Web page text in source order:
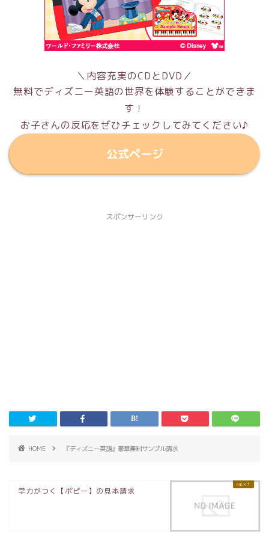
＼内容充実のCDとDVD／
無料でディズニー英語の世界を体験することができま
す！
お子さんの反応をぜひチェックしてみてください♪
公式ページ
スポンサーリンク
HOME 『ディズニー英語』豪華無料サンプル請求
学力がつく【ポピー】の見本請求